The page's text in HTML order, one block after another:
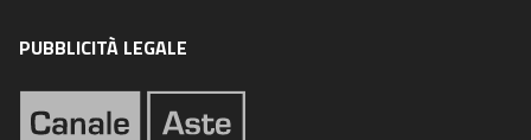
PUBBLICITÀ LEGALE